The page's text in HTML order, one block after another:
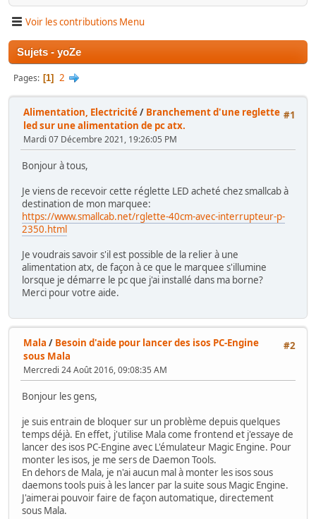
Voir les contributions Menu
Sujets - yoZe
Pages 1 2
#1
Alimentation, Electricité/ Branchement d'une reglette
led sur une alimentation de pc atx.
Mardi 07 Décembre 2021, 19:26:05 PM
Bonjour à tous,
Je viens de recevoir cette réglette LED acheté chez smallcab à
destination de mon marquee:
https://www.smallcab.net/rglette-40cm-avec-interrupteur-p-
2350.html
Je voudrais savoir s'il est possible de la relier à une
alimentation atx, de façon à ce que le marquee s'illumine
lorsque je démarre le pc que j'ai installé dans ma borne?
Merci pour votre aide.
#2
Mala / Besoin d'aide pour lancer des isos PC-Engine
sous Mala
Mercredi 24 Août 2016, 09:08:35 AM
Bonjour les gens,
je suis entrain de bloquer sur un problème depuis quelques
temps déjà. En effet, j'utilise Mala come frontend et j'essaye de
lancer des isos PC-Engine avec L'émulateur Magic Engine. Pour
monter les isos, je me sers de Daemon Tools.
En dehors de Mala, je n'ai aucun mal à monter les isos sous
daemons tools puis à les lancer par la suite sous Magic Engine.
J'aimerai pouvoir faire de façon automatique, directement
sous Mala.